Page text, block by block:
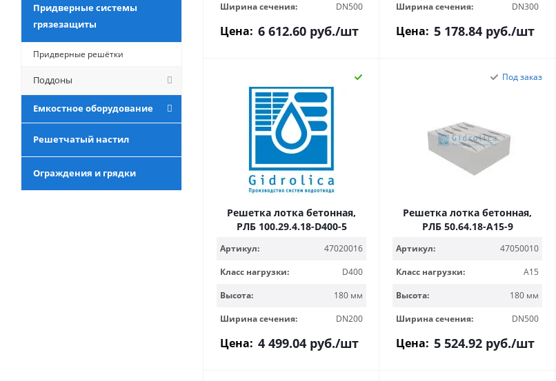
Ширина сечения:
DN500
Цена: 6 612.60руб./шт
Ширина сечения:
DN300
Цена: 5 178.84руб./шт
Решетка лотка бетонная,
РЛБ 100.29,4.18-D400-5
Артикул:
47020016
Класс нагрузки:
D400
Высота:
180 мм
Ширина сечения:
DN200
Цена: 4 499.04руб./шт
Под заказ
Решетка лотка бетонная,
РЛБ 50.64.18-A15-9
Артикул:
47050010
Класс нагрузки:
A15
Высота:
180 мм
Ширина сечения:
DN500
Цена: 5 524.92руб./шт
Придверные системы
грязезащиты
Придверные решётки
Поддоны
Емкостное оборудование
Решетчатый настил
Ограждения и грядки